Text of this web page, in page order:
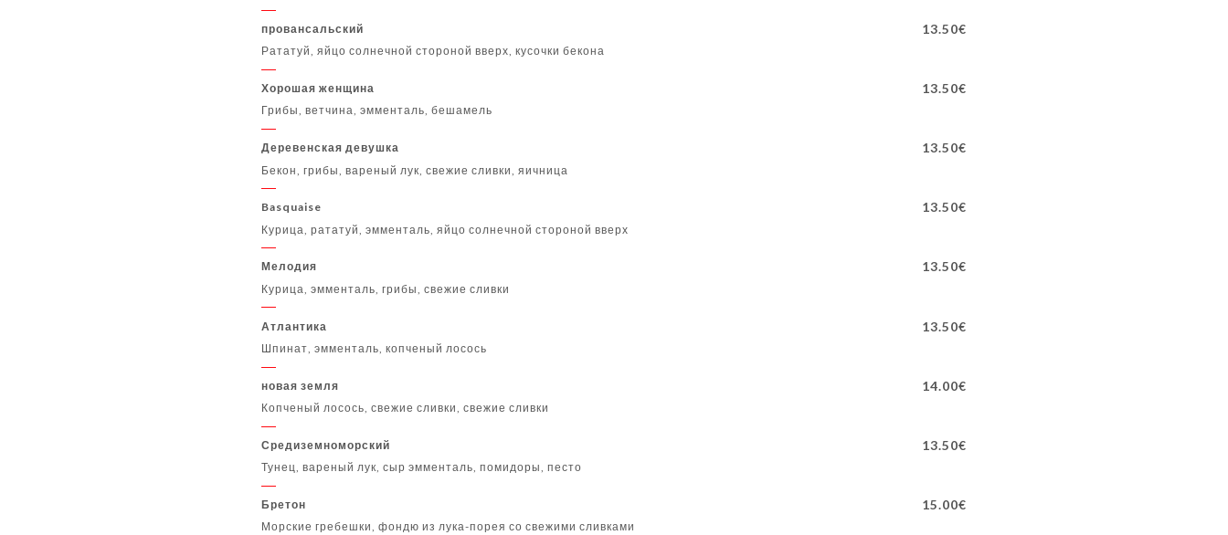
провансальский 13.50€
Рататуй, яйцо солнечной стороной вверх, кусочки бекона
Хорошая женщина 13.50€
Грибы, ветчина, эмменталь, бешамель
Деревенская девушка 13.50€
Бекон, грибы, вареный лук, свежие сливки, яичница
Basquaise 13.50€
Курица, рататуй, эмменталь, яйцо солнечной стороной вверх
Мелодия 13.50€
Курица, эмменталь, грибы, свежие сливки
Атлантика 13.50€
Шпинат, эмменталь, копченый лосось
новая земля 14.00€
Копченый лосось, свежие сливки, свежие сливки
Средиземноморский 13.50€
Тунец, вареный лук, сыр эмменталь, помидоры, песто
Бретон 15.00€
Морские гребешки, фондю из лука-порея со свежими сливками